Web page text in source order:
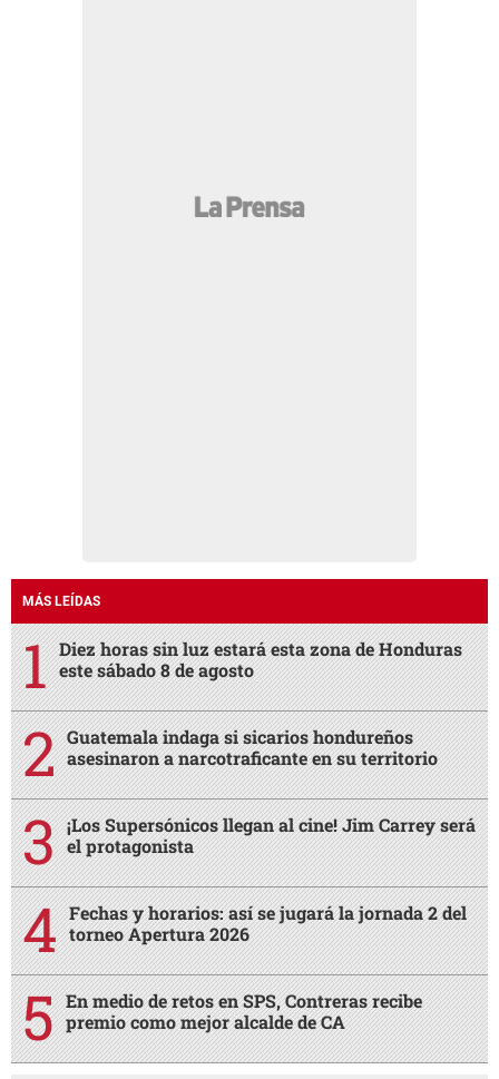
MÁS LEÍDAS
Diez horas sin luz estará esta zona de Honduras
este sábado 8 de agosto
Guatemala indaga si sicarios hondureños
asesinaron a narcotraficante en su territorio
¡Los Supersónicos llegan al cine! Jim Carrey será
el protagonista
Fechas y horarios: así se jugará la jornada 2 del
torneo Apertura 2026
En medio de retos en SPS, Contreras recibe
premio como mejor alcalde de CA